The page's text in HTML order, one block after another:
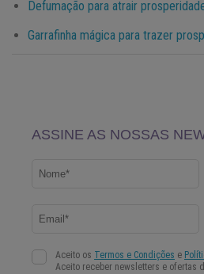
Defumação para atrair
Garrafinha mágica para trazer